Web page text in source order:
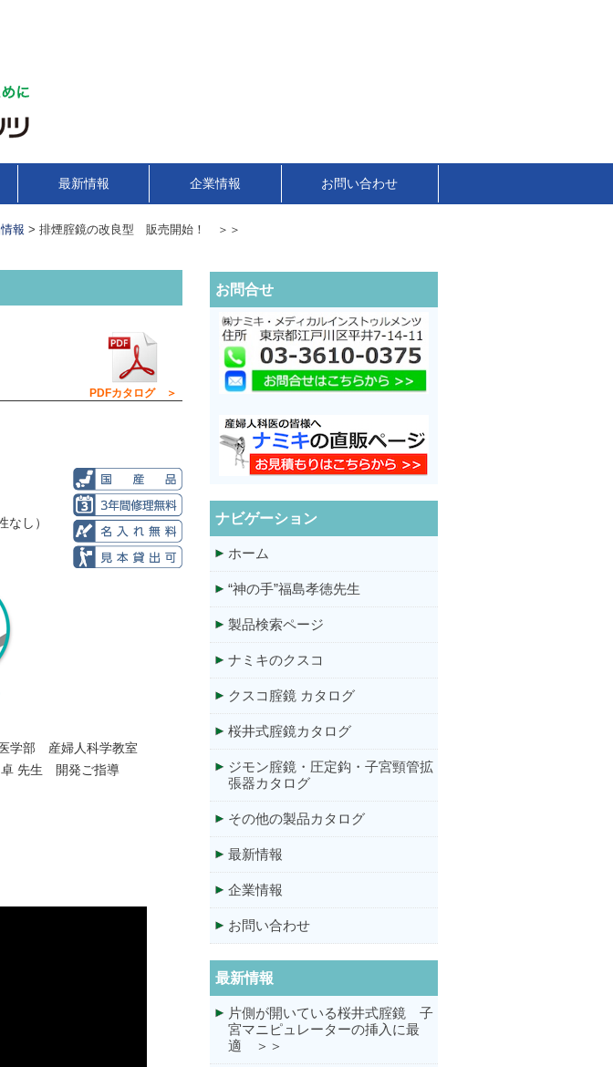
最新情報 企業情報 お問い合わせ
報 > 排煙腟鏡の改良型 販売開始！ ＞＞
PDFカタログ ＞
し）
学部 産婦人科学教室
先生 開発ご指導
お問合せ
ナビゲーション
ホーム
“神の手”福島孝徳先生
製品検索ページ
ナミキのクスコ
クスコ腟鏡 カタログ
桜井式腟鏡カタログ
ジモン腟鏡・圧定鈎・子宮頸管拡
張器カタログ
その他の製品カタログ
最新情報
企業情報
お問い合わせ
最新情報
片側が開いている桜井式腟鏡 子
宮マニピュレーターの挿入に最
適 ＞＞